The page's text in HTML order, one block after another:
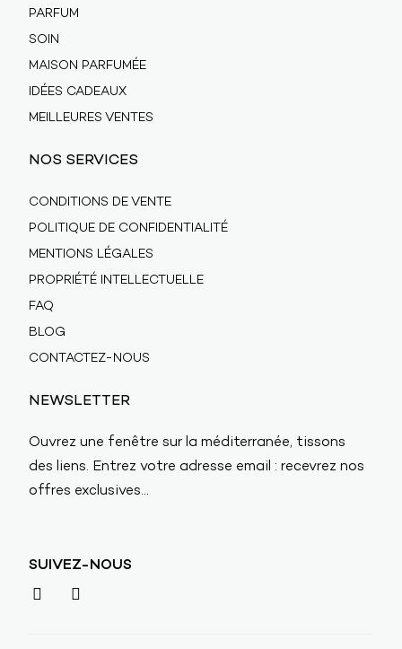
PARFUM
SOIN
MAISON PARFUMÉE
IDÉES CADEAUX
MEILLEURES VENTES
NOS SERVICES
CONDITIONS DE VENTE
POLITIQUE DE CONFIDENTIALITÉ
MENTIONS LÉGALES
PROPRIÉTÉ INTELLECTUELLE
FAQ
BLOG
CONTACTEZ-NOUS
NEWSLETTER
Ouvrez une fenêtre sur la méditerranée, tissons
des liens. Entrez votre adresse email : recevrez nos
offres exclusives...
SUIVEZ-NOUS